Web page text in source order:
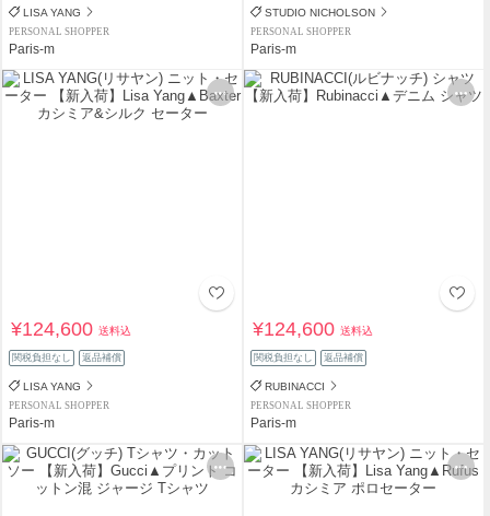
LISA YANG
PERSONAL SHOPPER
Paris-m
STUDIO NICHOLSON
PERSONAL SHOPPER
Paris-m
¥124,600送料込
関税負担なし 返品補償
LISA YANG
PERSONAL SHOPPER
Paris-m
¥124,600送料込
関税負担なし 返品補償
RUBINACCI
PERSONAL SHOPPER
Paris-m